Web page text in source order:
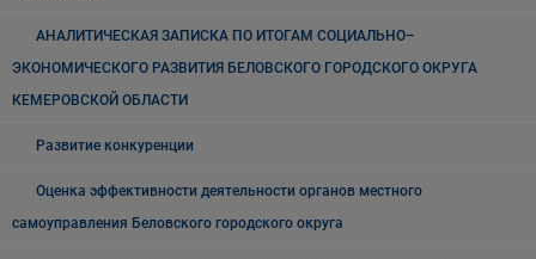
АНАЛИТИЧЕСКАЯ ЗАПИСКА ПО ИТОГАМ СОЦИАЛЬНО–
ЭКОНОМИЧЕСКОГО РАЗВИТИЯ БЕЛОВСКОГО ГОРОДСКОГО ОКРУГА
КЕМЕРОВСКОЙ ОБЛАСТИ
Развитие конкуренции
Оценка эффективности деятельности органов местного
самоуправления Беловского городского округа